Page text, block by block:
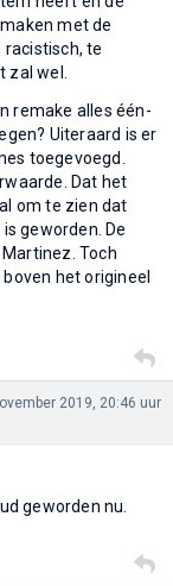
met de
racistisch, te
wel.
remake alles één-
Uiteraard is er
toegevoegd.
Dat het
om te zien dat
geworden. De
Toch
het origineel
2019, 20:46 uur
geworden nu.